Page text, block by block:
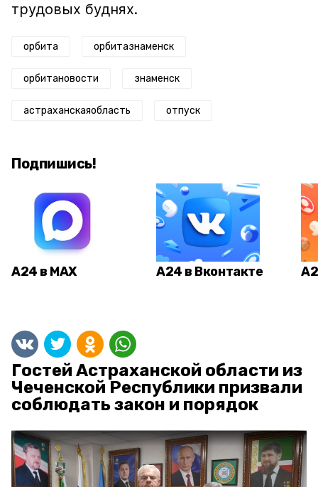
трудовых буднях.
орбита орбитазнаменск
орбитановости знаменск
астраханскаяобласть отпуск
Подпишись!
А24 в MAX А24 в Вконтакте
Гостей Астраханской области из
Чеченской Республики призвали
соблюдать закон и порядок